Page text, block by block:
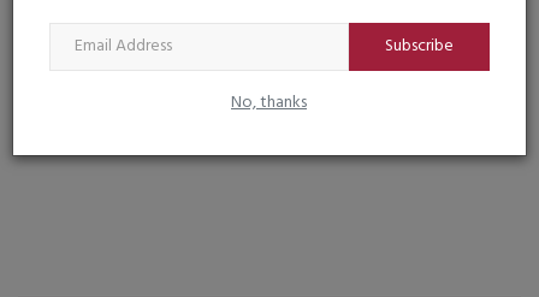
Subscribe
No, thanks
Post Comment